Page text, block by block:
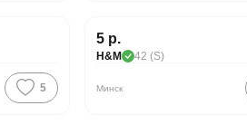
5
5 р.
H&M 42 (S)
Минск